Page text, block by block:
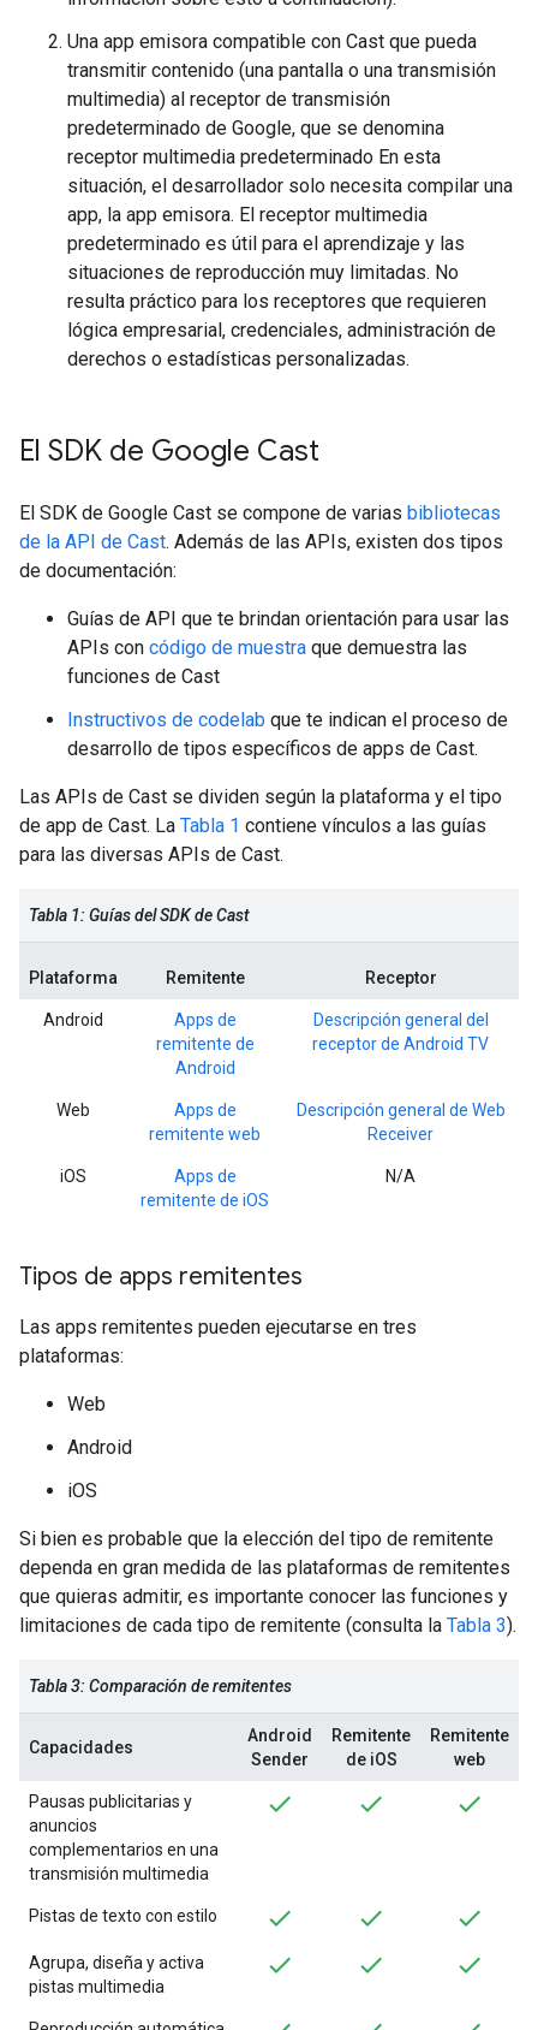
Una app emisora compatible con Cast que pueda
transmitir contenido (una pantalla o una transmisión
multimedia) al receptor de transmisión
predeterminado de Google, que se denomina
receptor multimedia predeterminado En esta
situación, el desarrollador solo necesita compilar una
app, la app emisora. El receptor multimedia
predeterminado es útil para el aprendizaje y las
situaciones de reproducción muy limitadas. No
resulta práctico para los receptores que requieren
lógica empresarial, credenciales, administración de
derechos o estadísticas personalizadas.
El SDK de Google Cast
El SDK de Google Cast se compone de varias bibliotecas
de la API de Cast. Además de las APIs, existen dos tipos
de documentación:
Guías de API que te brindan orientación para usar las
APIs con código de muestra que demuestra las
funciones de Cast
Instructivos de codelab que te indican el proceso de
desarrollo de tipos específicos de apps de Cast.
Las APIs de Cast se dividen según la plataforma y el tipo
de app de Cast. La Tabla 1 contiene vínculos a las guías
para las diversas APIs de Cast.
Tabla 1: Guías del SDK de Cast
Plataforma Remitente Receptor
Android
Apps de
remitente de
Android
Descripción general del
receptor de Android TV
Web
Apps de
remitente web
Descripción general de Web
Receiver
iOS
Apps de
remitente de iOS
N/A
Tipos de apps remitentes
Las apps remitentes pueden ejecutarse en tres
plataformas:
Web
Android
iOS
Si bien es probable que la elección del tipo de remitente
dependa en gran medida de las plataformas de remitentes
que quieras admitir, es importante conocer las funciones y
limitaciones de cada tipo de remitente (consulta la Tabla 3).
Tabla 3: Comparación de remitentes
Capacidades
Android
Sender
Remitente
de iOS
Remitente
web
Pausas publicitarias y
anuncios
complementarios en una
transmisión multimedia
Pistas de texto con estilo
Agrupa, diseña y activa
pistas multimedia